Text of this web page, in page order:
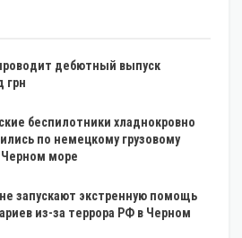
дебютный выпуск
грн
беспилотники хладнокровно
по немецкому грузовому
Черном море
запускают экстренную помощь
из-за террора РФ в Черном